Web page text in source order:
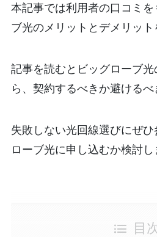
本記事では利用者の口コミ
ブ光のメリットとデメリット
記事を読むとビッグローブ
ら、契約するべきか避けるべ
失敗しない光回線選びにぜ
ローブ光に申し込むか検討し
目